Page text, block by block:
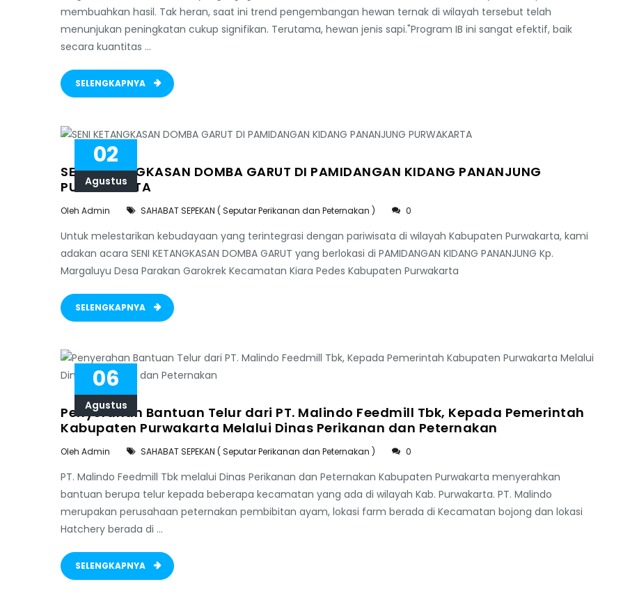
membuahkan hasil. Tak heran, saat ini trend pengembangan hewan ternak di wilayah tersebut telah
menunjukan peningkatan cukup signifikan. Terutama, hewan jenis sapi."Program IB ini sangat efektif, baik
secara kuantitas ...
SELENGKAPNYA
02
Agustus
SENI KETANGKASAN DOMBA GARUT DI PAMIDANGAN KIDANG PANANJUNG
PURWAKARTA
Oleh Admin SAHABAT SEPEKAN ( Seputar Perikanan dan Peternakan ) 0
Untuk melestarikan kebudayaan yang terintegrasi dengan pariwisata di wilayah Kabupaten Purwakarta, kami
adakan acara SENI KETANGKASAN DOMBA GARUT yang berlokasi di PAMIDANGAN KIDANG PANANJUNG Kp.
Margaluyu Desa Parakan Garokrek Kecamatan Kiara Pedes Kabupaten Purwakarta
SELENGKAPNYA
06
Agustus
Penyerahan Bantuan Telur dari PT. Malindo Feedmill Tbk, Kepada Pemerintah
Kabupaten Purwakarta Melalui Dinas Perikanan dan Peternakan
Oleh Admin SAHABAT SEPEKAN ( Seputar Perikanan dan Peternakan ) 0
PT. Malindo Feedmill Tbk melalui Dinas Perikanan dan Peternakan Kabupaten Purwakarta menyerahkan
bantuan berupa telur kepada beberapa kecamatan yang ada di wilayah Kab. Purwakarta. PT. Malindo
merupakan perusahaan peternakan pembibitan ayam, lokasi farm berada di Kecamatan bojong dan lokasi
Hatchery berada di ...
SELENGKAPNYA